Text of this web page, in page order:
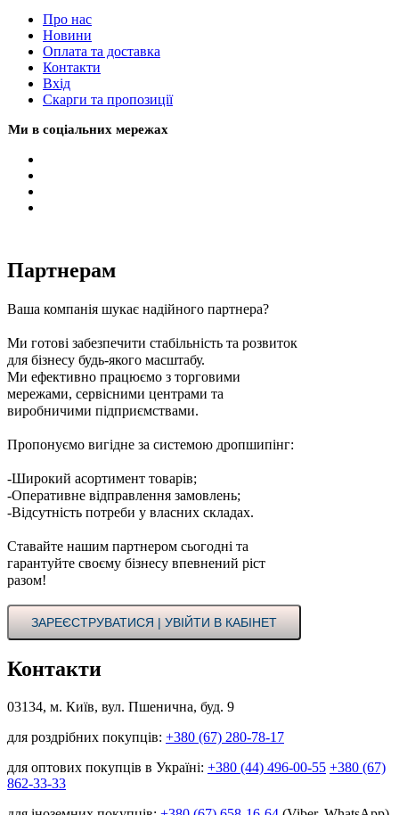
Про нас
Новини
Оплата та доставка
Контакти
Вхiд
Скарги та пропозиції
Ми в соціальних мережах
Партнерам
Ваша компанія шукає надійного партнера?
Ми готові забезпечити стабільність та розвиток
для бізнесу будь-якого масштабу.
Ми ефективно працюємо з торговими
мережами, сервісними центрами та
виробничими підприємствами.
Пропонуємо вигідне за системою дропшипінг:
-Широкий асортимент товарів;
-Оперативне відправлення замовлень;
-Відсутність потреби у власних складах.
Ставайте нашим партнером сьогодні та
гарантуйте своєму бізнесу впевнений ріст
разом!
ЗАРЕЄСТРУВАТИСЯ | УВІЙТИ В КАБІНЕТ
Контакти
03134, м. Київ, вул. Пшенична, буд. 9
для роздрібних покупців: +380 (67) 280-78-17
для оптових покупців в Україні: +380 (44) 496-00-55 +380 (67)
862-33-33